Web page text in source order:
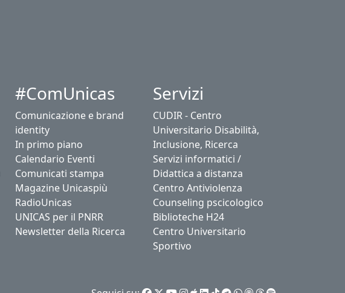
#ComUnicas
Comunicazione e brand
identity
In primo piano
Calendario Eventi
Comunicati stampa
Magazine Unicaspiù
RadioUnicas
UNICAS per il PNRR
Newsletter della Ricerca
Servizi
CUDIR - Centro
Universitario Disabilità,
Inclusione, Ricerca
Servizi informatici /
Didattica a distanza
Centro Antiviolenza
Counseling pscicologico
Biblioteche H24
Centro Universitario
Sportivo